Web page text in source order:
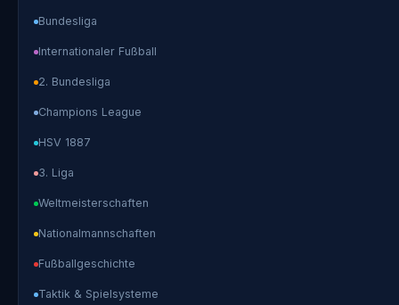
Bundesliga
Internationaler Fußball
2. Bundesliga
Champions League
HSV 1887
3. Liga
Weltmeisterschaften
Nationalmannschaften
Fußballgeschichte
Taktik & Spielsysteme